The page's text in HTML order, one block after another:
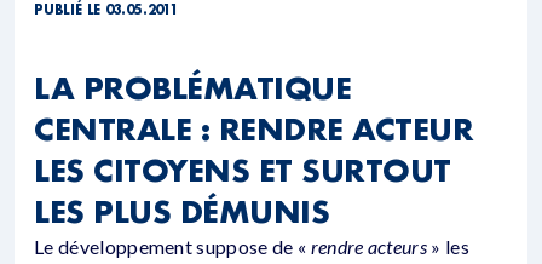
PUBLIÉ LE 03.05.2011
LA PROBLÉMATIQUE
CENTRALE : RENDRE ACTEUR
LES CITOYENS ET SURTOUT
LES PLUS DÉMUNIS
Le développement suppose de « rendre acteurs » les